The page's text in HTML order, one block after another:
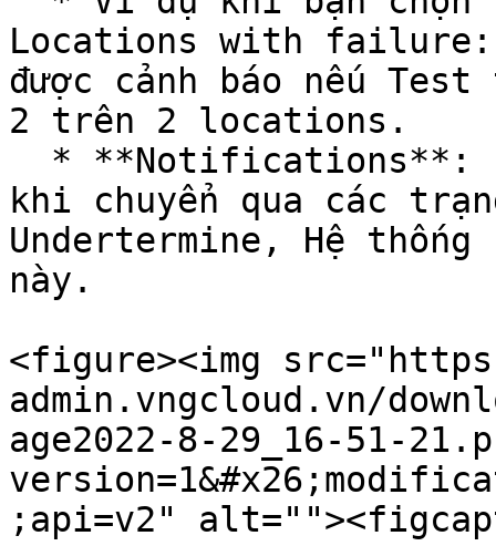
Locations with
được cảnh báo nếu
2 trên 2 locations.
khi chuyển qua các
Undertermine, Hệ
này.
<figure><img
admin.vngcloud.vn/
age2022-8-29_16-51-
;api=v2"